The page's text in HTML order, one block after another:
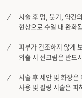
시술 후 멍, 붓기, 약간
현상으로 수일 내 완화
피부가 건조하지 않게
외출 시 선크림은 반드
시술 후 세안 및 화장
사용 및 필링 시술은 피